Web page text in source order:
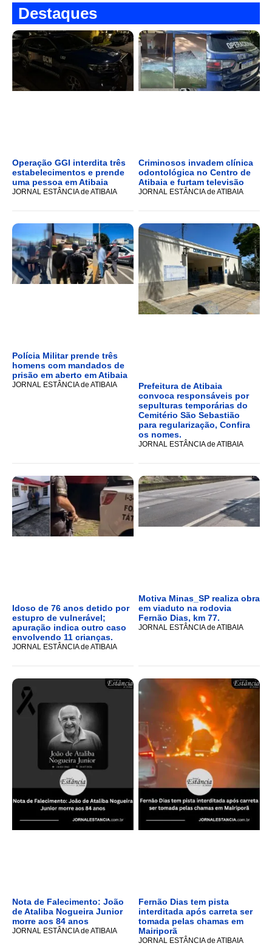
Destaques
Operação GGI interdita três
estabelecimentos e prende
uma pessoa em Atibaia
JORNAL ESTÂNCIA de ATIBAIA
Criminosos invadem clínica
odontológica no Centro de
Atibaia e furtam televisão
JORNAL ESTÂNCIA de ATIBAIA
Polícia Militar prende três
homens com mandados de
prisão em aberto em Atibaia
JORNAL ESTÂNCIA de ATIBAIA
Prefeitura de Atibaia
convoca responsáveis por
sepulturas temporárias do
Cemitério São Sebastião
para regularização, Confira
os nomes.
JORNAL ESTÂNCIA de ATIBAIA
Idoso de 76 anos detido por
estupro de vulnerável;
apuração indica outro caso
envolvendo 11 crianças.
JORNAL ESTÂNCIA de ATIBAIA
Motiva Minas_SP realiza obra
em viaduto na rodovia
Fernão Dias, km 77.
JORNAL ESTÂNCIA de ATIBAIA
Nota de Falecimento: João
de Ataliba Nogueira Junior
morre aos 84 anos
JORNAL ESTÂNCIA de ATIBAIA
Fernão Dias tem pista
interditada após carreta ser
tomada pelas chamas em
Mairiporã
JORNAL ESTÂNCIA de ATIBAIA